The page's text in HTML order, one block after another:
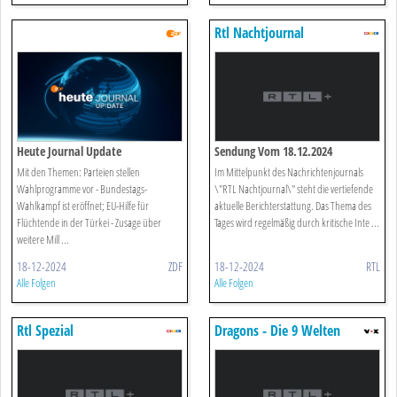
Heute Journal Update
Mit den Themen: Parteien stellen
Wahlprogramme vor - Bundestags-
Wahlkampf ist eröffnet; EU-Hilfe für
Flüchtende in der Türkei - Zusage über
weitere Mill ...
18-12-2024 ZDF
Alle Folgen
Rtl Nachtjournal
Sendung Vom 18.12.2024
Im Mittelpunkt des Nachrichtenjournals
\"RTL Nachtjournal\" steht die vertiefende
aktuelle Berichterstattung. Das Thema des
Tages wird regelmäßig durch kritische Inte ...
18-12-2024 RTL
Alle Folgen
Rtl Spezial Dragons - Die 9 Welten